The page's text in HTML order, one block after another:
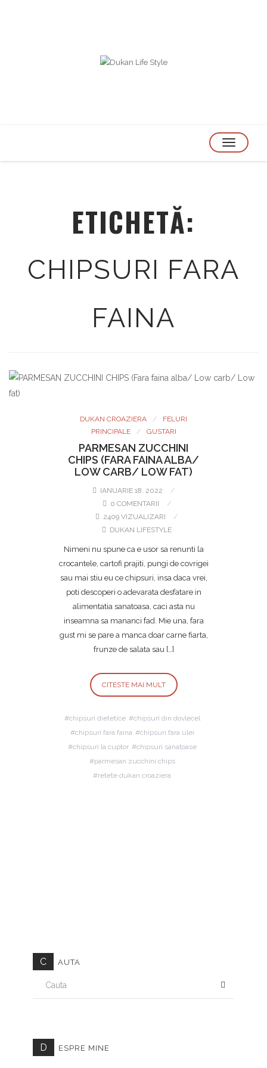
TOGGLE
ETICHETĂ:
CHIPSURI FARA
FAINA
DUKAN CROAZIERA
FELURI
PRINCIPALE
GUSTARI
PARMESAN ZUCCHINI
CHIPS (FARA FAINA ALBA/
LOW CARB/ LOW FAT)
IANUARIE 18, 2022
0 COMENTARII
2409 VIZUALIZARI
DUKAN LIFESTYLE
Nimeni nu spune ca e usor sa renunti la
crocantele, cartofi prajiti, pungi de covrigei
sau mai stiu eu ce chipsuri, insa daca vrei,
poti descoperi o adevarata desfatare in
alimentatia sanatoasa, caci asta nu
inseamna sa mananci fad. Mie una, fara
gust mi se pare a manca doar carne fiarta,
frunze de salata sau […]
CITESTE MAI MULT
chipsuri dietetice
chipsuri din dovlecel
chipsuri fara faina
chipsuri fara ulei
chipsuri la cuptor
chipsuri sanatoase
parmesan zucchini chips
retete dukan croaziera
C AUTA
D ESPRE MINE